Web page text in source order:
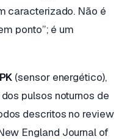
caracterizado. Não é
ponto”; é um
(sensor energético),
pulsos noturnos de
descritos no review
England Journal of